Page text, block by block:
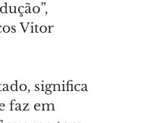
Vitor
significa
faz em